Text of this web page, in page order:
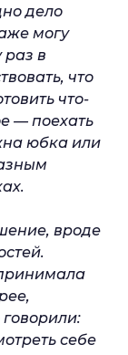
дело
могу
раз в
что
что-
— поехать
юбка или
вроде
себе